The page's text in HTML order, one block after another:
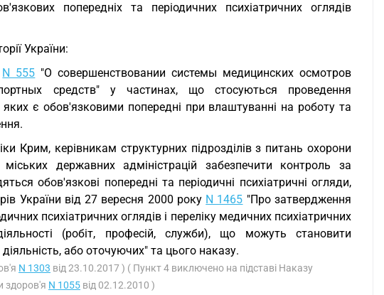
попередніх та періодичних психіатричних оглядів
України:
N 555 "О совершенствовании системы медицинских осмотров
средств" у частинах, що стосуються проведення
яких є обов'язковими попередні при влаштуванні на роботу та
Крим, керівникам структурних підрозділів з питань охорони
державних адміністрацій забезпечити контроль за
обов'язкові попередні та періодичні психіатричні огляди,
України від 27 вересня 2000 року N 1465 "Про затвердження
психіатричних оглядів і переліку медичних психіатричних
(робіт, професій, служби), що можуть становити
або оточуючих" та цього наказу.
N 1303 від 23.10.2017 ) ( Пункт 4 виключено на підставі Наказу
здоров'я N 1055 від 02.12.2010 )